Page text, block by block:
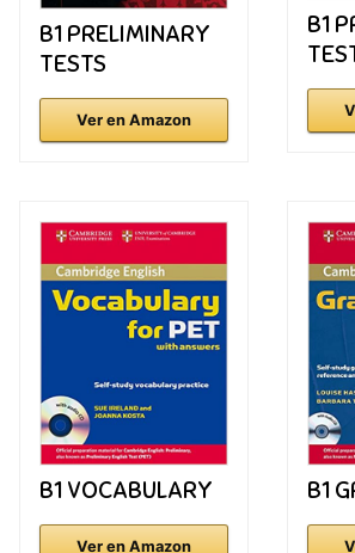
B1 PRELIMINARY
TESTS
Ver en Amazon
B1
B1 VOCABULARY
Ver en Amazon
B1